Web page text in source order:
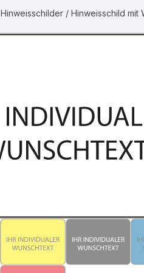
Gruppe 5 –
Gase
Gruppe 6 – Säuren
Flüssigkeiten
Hinweisschilder / Hinweisschild mit